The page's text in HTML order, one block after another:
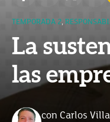
TEMPORADA 2,
La
las
con Carlos